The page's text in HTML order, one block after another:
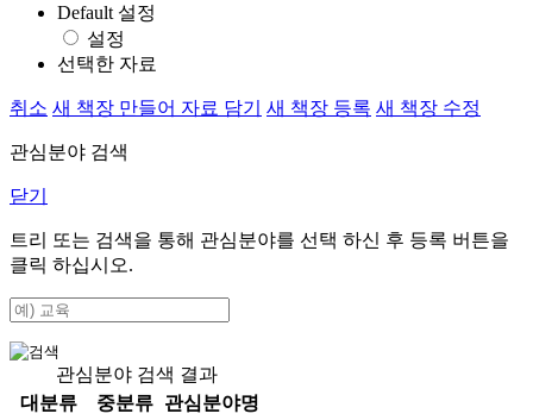
Default 설정
설정
선택한 자료
취소 새 책장 만들어 자료 담기 새 책장 등록 새 책장 수정
관심분야 검색
닫기
트리 또는 검색을 통해 관심분야를 선택 하신 후 등록 버튼을
클릭 하십시오.
관심분야 검색 결과
대분류
중분류
관심분야명